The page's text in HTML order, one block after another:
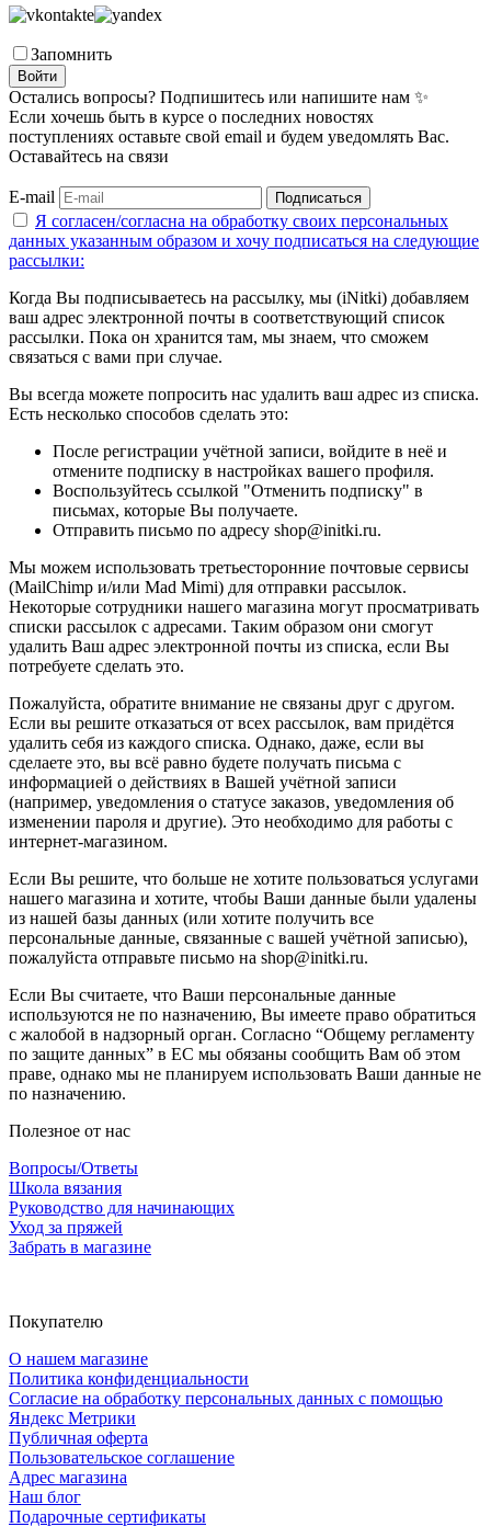
Запомнить
Войти
Остались вопросы? Подпишитесь или напишите нам ✨
Если хочешь быть в курсе о последних новостях
поступлениях оставьте свой email и будем уведомлять Вас.
Оставайтесь на связи
E-mail Подписаться
Я согласен/согласна на обработку своих персональных
данных указанным образом и хочу подписаться на следующие
рассылки:
Когда Вы подписываетесь на рассылку, мы (iNitki) добавляем
ваш адрес электронной почты в соответствующий список
рассылки. Пока он хранится там, мы знаем, что сможем
связаться с вами при случае.
Вы всегда можете попросить нас удалить ваш адрес из списка.
Есть несколько способов сделать это:
После регистрации учётной записи, войдите в неё и
отмените подписку в настройках вашего профиля.
Воспользуйтесь ссылкой "Отменить подписку" в
письмах, которые Вы получаете.
Отправить письмо по адресу shop@initki.ru.
Мы можем использовать третьесторонние почтовые сервисы
(MailChimp и/или Mad Mimi) для отправки рассылок.
Некоторые сотрудники нашего магазина могут просматривать
списки рассылок с адресами. Таким образом они смогут
удалить Ваш адрес электронной почты из списка, если Вы
потребуете сделать это.
Пожалуйста, обратите внимание не связаны друг с другом.
Если вы решите отказаться от всех рассылок, вам придётся
удалить себя из каждого списка. Однако, даже, если вы
сделаете это, вы всё равно будете получать письма с
информацией о действиях в Вашей учётной записи
(например, уведомления о статусе заказов, уведомления об
изменении пароля и другие). Это необходимо для работы с
интернет-магазином.
Если Вы решите, что больше не хотите пользоваться услугами
нашего магазина и хотите, чтобы Ваши данные были удалены
из нашей базы данных (или хотите получить все
персональные данные, связанные с вашей учётной записью),
пожалуйста отправьте письмо на shop@initki.ru.
Если Вы считаете, что Ваши персональные данные
используются не по назначению, Вы имеете право обратиться
с жалобой в надзорный орган. Согласно “Общему регламенту
по защите данных” в ЕС мы обязаны сообщить Вам об этом
праве, однако мы не планируем использовать Ваши данные не
по назначению.
Полезное от нас
Вопросы/Ответы
Школа вязания
Руководство для начинающих
Уход за пряжей
Забрать в магазине
Покупателю
О нашем магазине
Политика конфиденциальности
Согласие на обработку персональных данных с помощью
Яндекс Метрики
Публичная оферта
Пользовательское соглашение
Адрес магазина
Наш блог
Подарочные сертификаты